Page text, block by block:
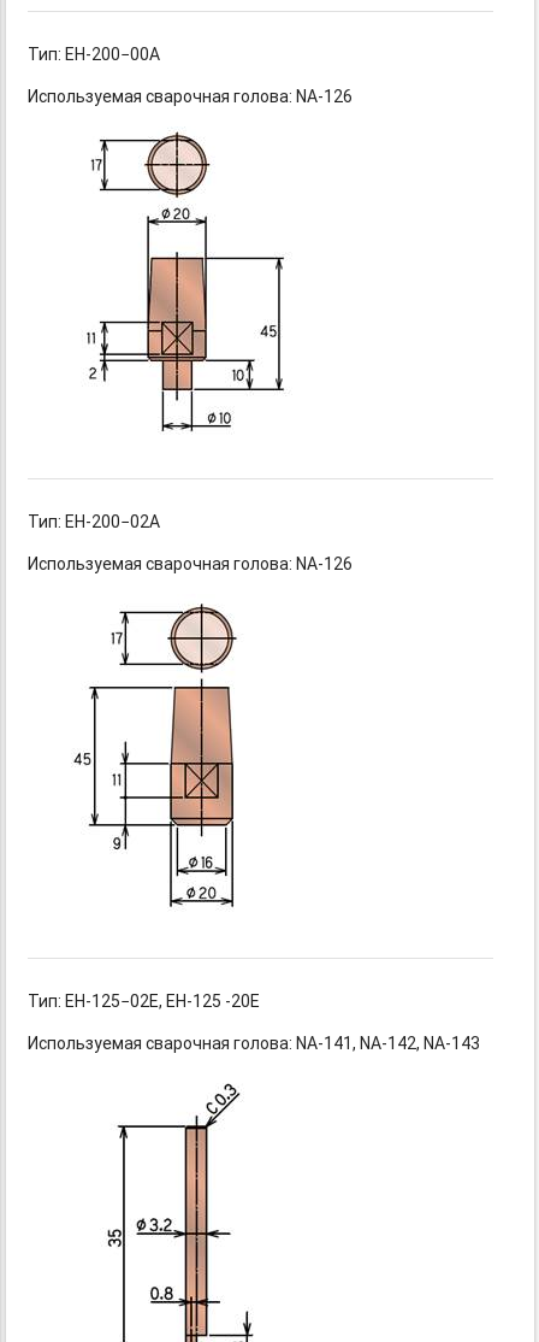
Тип: EH-200−00A
Используемая сварочная голова: NA-126
Тип: EH-200−02А
Используемая сварочная голова: NA-126
Тип: EH-125−02E, EH-125 -20E
Используемая сварочнаяголова: NA-141, NA-142, NA-143